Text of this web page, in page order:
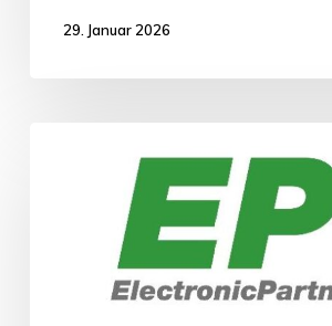
29. Januar 2026